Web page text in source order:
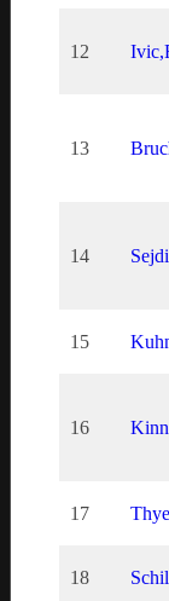
12
13
14
15
16
17
18